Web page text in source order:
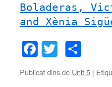
Boladeras,
and Xènia
Facebook
Publicat dins de Unit 5 |